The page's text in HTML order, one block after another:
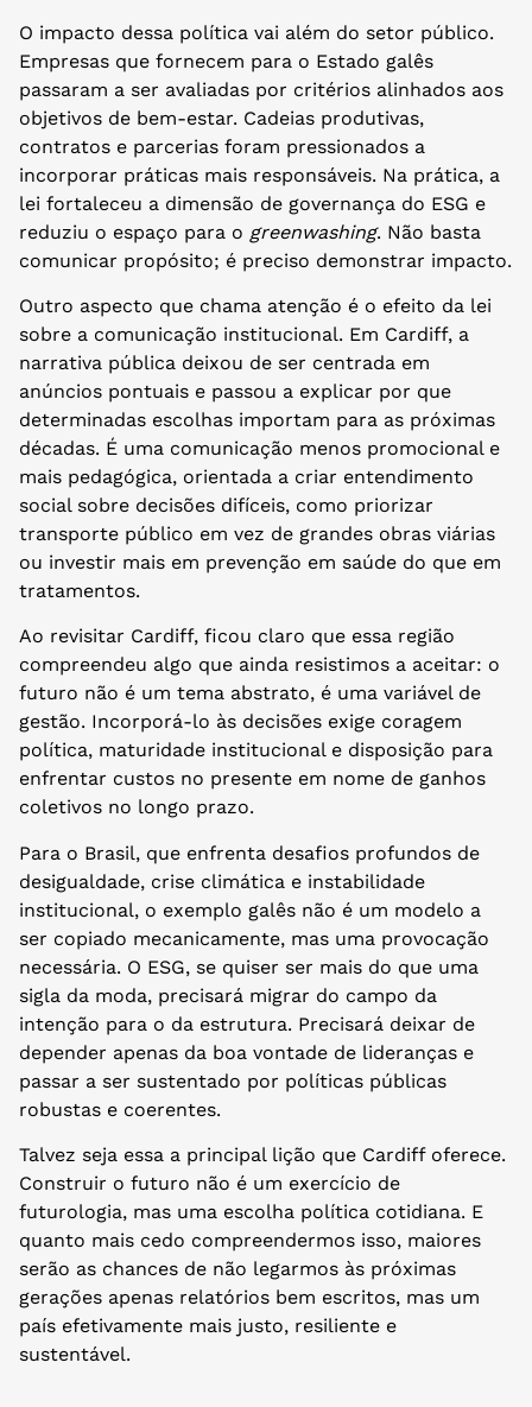
O impacto dessa política vai além do setor público.
Empresas que fornecem para o Estado galês
passaram a ser avaliadas por critérios alinhados aos
objetivos de bem-estar. Cadeias produtivas,
contratos e parcerias foram pressionados a
incorporar práticas mais responsáveis. Na prática, a
lei fortaleceu a dimensão de governança do ESG e
reduziu o espaço para o greenwashing. Não basta
comunicar propósito; é preciso demonstrar impacto.
Outro aspecto que chama atenção é o efeito da lei
sobre a comunicação institucional. Em Cardiff, a
narrativa pública deixou de ser centrada em
anúncios pontuais e passou a explicar por que
determinadas escolhas importam para as próximas
décadas. É uma comunicação menos promocional e
mais pedagógica, orientada a criar entendimento
social sobre decisões difíceis, como priorizar
transporte público em vez de grandes obras viárias
ou investir mais em prevenção em saúde do que em
tratamentos.
Ao revisitar Cardiff, ficou claro que essa região
compreendeu algo que ainda resistimos a aceitar: o
futuro não é um tema abstrato, é uma variável de
gestão. Incorporá-lo às decisões exige coragem
política, maturidade institucional e disposição para
enfrentar custos no presente em nome de ganhos
coletivos no longo prazo.
Para o Brasil, que enfrenta desafios profundos de
desigualdade, crise climática e instabilidade
institucional, o exemplo galês não é um modelo a
ser copiado mecanicamente, mas uma provocação
necessária. O ESG, se quiser ser mais do que uma
sigla da moda, precisará migrar do campo da
intenção para o da estrutura. Precisará deixar de
depender apenas da boa vontade de lideranças e
passar a ser sustentado por políticas públicas
robustas e coerentes.
Talvez seja essa a principal lição que Cardiff oferece.
Construir o futuro não é um exercício de
futurologia, mas uma escolha política cotidiana. E
quanto mais cedo compreendermos isso, maiores
serão as chances de não legarmos às próximas
gerações apenas relatórios bem escritos, mas um
país efetivamente mais justo, resiliente e
sustentável.